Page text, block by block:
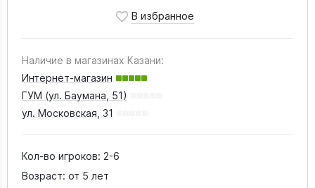
Наличие в магазинах Казани:
Интернет-магазин
ГУМ (ул. Баумана, 51)
ул. Московская, 31
Кол-во игроков: 2-6
Возраст: от 5 лет